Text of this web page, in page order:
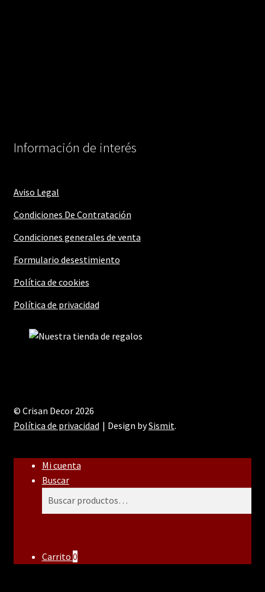
Información de interés
Aviso Legal
Condiciones De Contratación
Condiciones generales de venta
Formulario desestimiento
Política de cookies
Política de privacidad
© Crisan Decor 2026
Política de privacidad
Design bySismit.
Mi cuenta
Buscar
Carrito 0